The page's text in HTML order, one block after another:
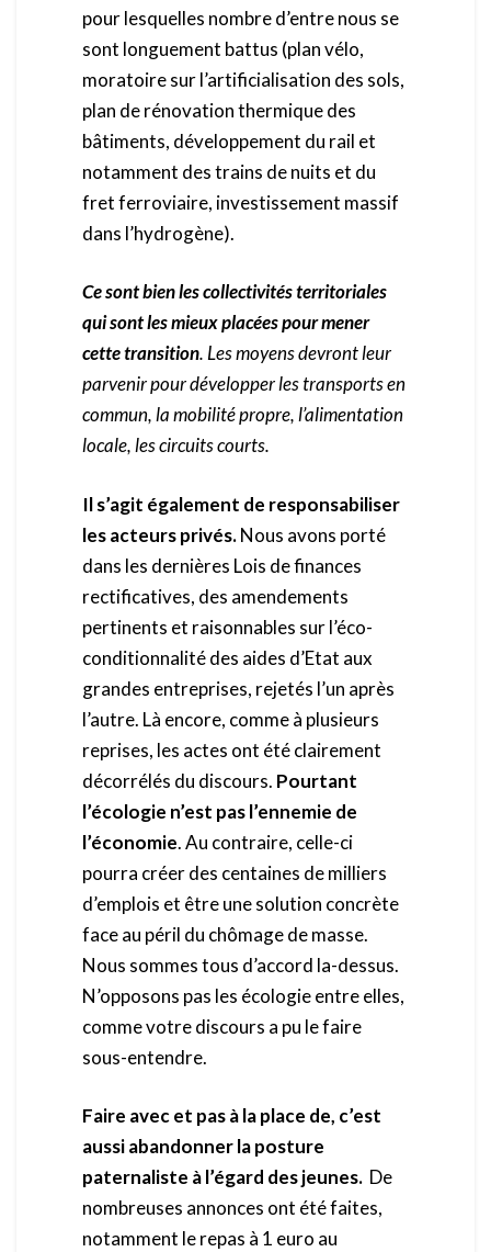
pour lesquelles nombre d’entre nous se
sont longuement battus (plan vélo,
moratoire sur l’artificialisation des sols,
plan de rénovation thermique des
bâtiments, développement du rail et
notamment des trains de nuits et du
fret ferroviaire, investissement massif
dans l’hydrogène).
Ce sont bien les collectivités territoriales
qui sont les mieux placées pour mener
cette transition. Les moyens devront leur
parvenir pour développer les transports en
commun, la mobilité propre, l’alimentation
locale, les circuits courts.
Il s’agit également de responsabiliser
les acteurs privés.Nous avons porté
dans les dernières Lois de finances
rectificatives, des amendements
pertinents et raisonnables sur l’éco-
conditionnalité des aides d’Etat aux
grandes entreprises, rejetés l’un après
l’autre. Là encore, comme à plusieurs
reprises, les actes ont été clairement
décorrélés du discours. Pourtant
l’écologie n’est pas l’ennemie de
l’économie. Au contraire, celle-ci
pourra créer des centaines de milliers
d’emplois et être une solution concrète
face au péril du chômage de masse.
Nous sommes tous d’accord la-dessus.
N’opposons pas les écologie entre elles,
comme votre discours a pu le faire
sous-entendre.
Faire avec et pas à la place de, c’est
aussi abandonner la posture
paternaliste à l’égard des jeunes. De
nombreuses annonces ont été faites,
notamment le repas à 1 euro au